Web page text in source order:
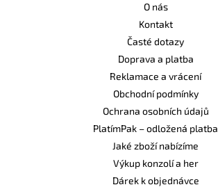
O nás
Kontakt
Časté dotazy
Doprava a platba
Reklamace a vrácení
Obchodní podmínky
Ochrana osobních údajů
PlatímPak – odložená platba
Jaké zboží nabízíme
Výkup konzolí a her
Dárek k objednávce